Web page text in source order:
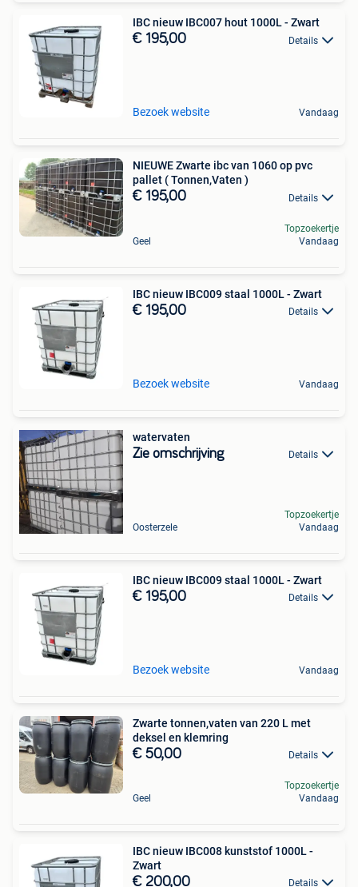
IBC nieuw IBC007 hout 1000L - Zwart
€ 195,00 Details
Bezoek website Vandaag
NIEUWE Zwarte ibc van 1060 op pvc
pallet ( Tonnen,Vaten )
€ 195,00 Details
Geel
Topzoekertje
Vandaag
IBC nieuw IBC009 staal 1000L - Zwart
€ 195,00 Details
Bezoek website Vandaag
watervaten
Zie omschrijving Details
Oosterzele
Topzoekertje
Vandaag
IBC nieuw IBC009 staal 1000L - Zwart
€ 195,00 Details
Bezoek website Vandaag
Zwarte tonnen,vaten van 220 L met
deksel en klemring
€ 50,00 Details
Geel
Topzoekertje
Vandaag
IBC nieuw IBC008 kunststof 1000L -
Zwart
€ 200,00 Details